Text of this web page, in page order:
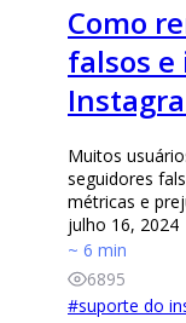
Como
falsos
Muitos
seguidores
métricas e
julho 16, 2024
~ 6 min
6895
#suporte do